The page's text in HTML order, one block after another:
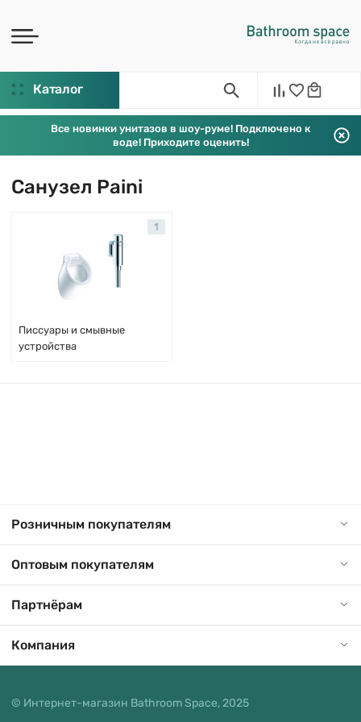
Каталог
Все новинки унитазов в шоу-руме! Подключено к
воде! Приходите оценить!
Санузел Paini
Писсуары и смывные
устройства
1
Розничным покупателям
Оптовым покупателям
Партнёрам
Компания
© Интернет-магазин Bathroom Space, 2025